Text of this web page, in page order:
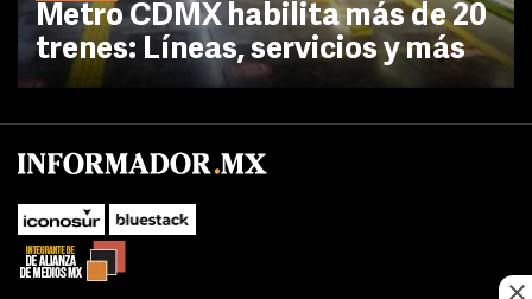
Metro CDMX habilita más de 20
trenes: Líneas, servicios y más